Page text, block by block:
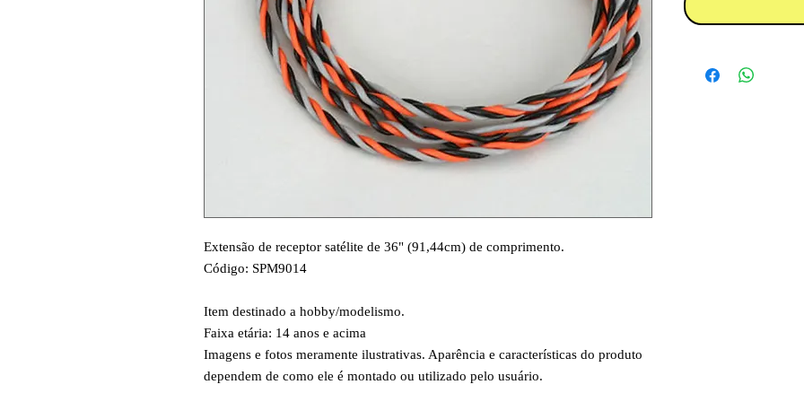
Extensão de receptor satélite de 36" (91,44cm) de comprimento.
Código: SPM9014
Item destinado a hobby/modelismo.
Faixa etária: 14 anos e acima
Imagens e fotos meramente ilustrativas. Aparência e características do produto
dependem de como ele é montado ou utilizado pelo usuário.